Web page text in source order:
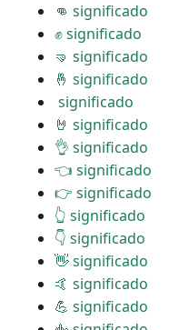
👊 significado
✊ significado
🤜 significado
🤞 significado
️ significado
🤘 significado
👌 significado
👈 significado
👉 significado
👆 significado
👇 significado
👋 significado
🤙 significado
💪 significado